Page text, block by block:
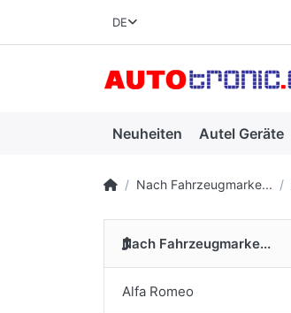
DE
Neuheiten Autel Geräte
Nach Fahrzeugmarke...
Nach Fahrzeugmarke...
Alfa Romeo